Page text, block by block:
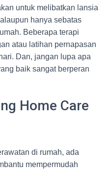
untuk melibatkan lansia
hanya sebatas
Beberapa terapi
atau latihan pernapasan
Dan, jangan lupa apa
baik sangat berperan
Home Care
di rumah, ada
mempermudah